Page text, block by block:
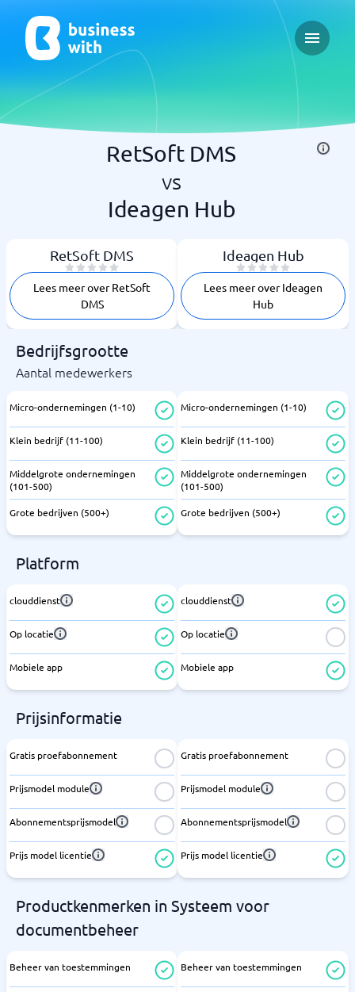
Open
RetSoft DMS
vs
Ideagen Hub
RetSoft DMS
Lees meer over RetSoft
DMS
Ideagen Hub
Lees meer over Ideagen
Hub
Bedrijfsgrootte
Aantal medewerkers
Micro-ondernemingen (1-10)
Klein bedrijf (11-100)
Middelgrote ondernemingen
(101-500)
Grote bedrijven (500+)
Micro-ondernemingen (1-10)
Klein bedrijf (11-100)
Middelgrote ondernemingen
(101-500)
Grote bedrijven (500+)
Platform
clouddienst
Op locatie
Mobiele app
clouddienst
Op locatie
Mobiele app
Prijsinformatie
Gratis proefabonnement
Prijsmodel module
Abonnementsprijsmodel
Prijs model licentie
Gratis proefabonnement
Prijsmodel module
Abonnementsprijsmodel
Prijs model licentie
Productkenmerken in Systeem voor
documentbeheer
Beheer van toestemmingen Beheer van toestemmingen